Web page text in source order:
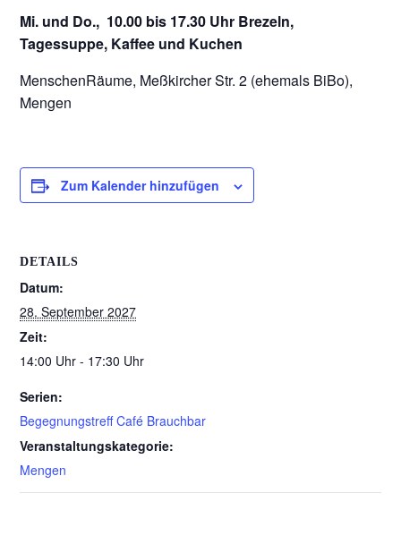
Mi. und Do., 10.00 bis 17.30 Uhr Brezeln,
Tagessuppe, Kaffee und Kuchen
MenschenRäume, Meßkircher Str. 2 (ehemals BiBo),
Mengen
Zum Kalender hinzufügen
DETAILS
Datum:
28. September 2027
Zeit:
14:00 Uhr - 17:30 Uhr
Serien:
Begegnungstreff Café Brauchbar
Veranstaltungskategorie:
Mengen